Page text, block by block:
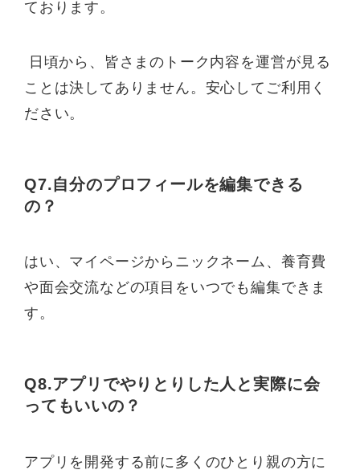
ております。
日頃から、皆さまのトーク内容を運営が見る
ことは決してありません。安心してご利用く
ださい。
Q7.自分のプロフィールを編集できる
の？
はい、マイページからニックネーム、養育費
や面会交流などの項目をいつでも編集できま
す。
Q8.アプリでやりとりした人と実際に会
ってもいいの？
アプリを開発する前に多くのひとり親の方に